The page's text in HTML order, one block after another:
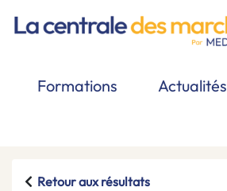
Formations Actualités
Retour aux résultats